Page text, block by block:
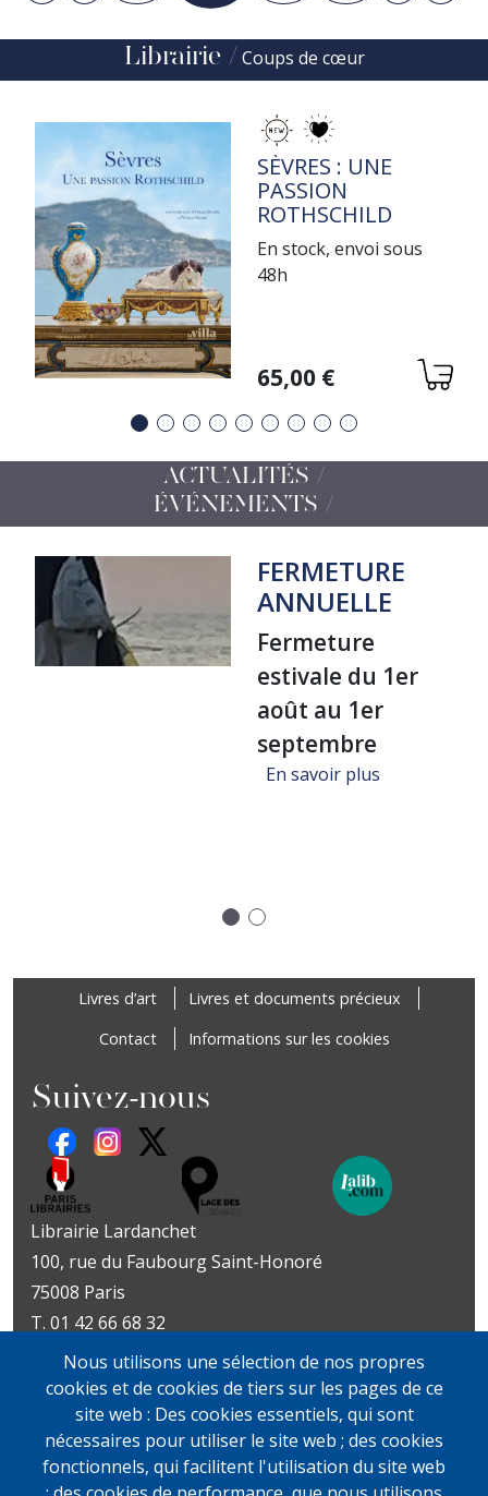
Librairie Coups de cœur
TITRE
SÈVRES : UNE
PASSION
ROTHSCHILD
En stock, envoi sous
48h
Variations
65,00 €
Précédent
Suivant
ACTUALITÉS /
ÉVÉNEMENTS
FERMETURE
ANNUELLE
Fermeture
estivale du 1er
août au 1er
septembre
En savoir plus
Livres d’art
Livres et documents précieux
Contact
Informations sur les cookies
Suivez-nous
Librairie Lardanchet
100, rue du Faubourg Saint-Honoré
75008 Paris
T. 01 42 66 68 32
Métro : Miromesnil | St-Philippe-du-Roule
Livres d’art
Du mardi au vendredi
10h-19h
samedi
11h-13h et 14h-19h
Livres et documents
précieux
Lundi sur rendez-vous
Du mardi au vendredi
10h-19h
Nous utilisons une sélection de nos propres
cookies et de cookies de tiers sur les pages de ce
site web : Des cookies essentiels, qui sont
nécessaires pour utiliser le site web ; des cookies
fonctionnels, qui facilitent l'utilisation du site web